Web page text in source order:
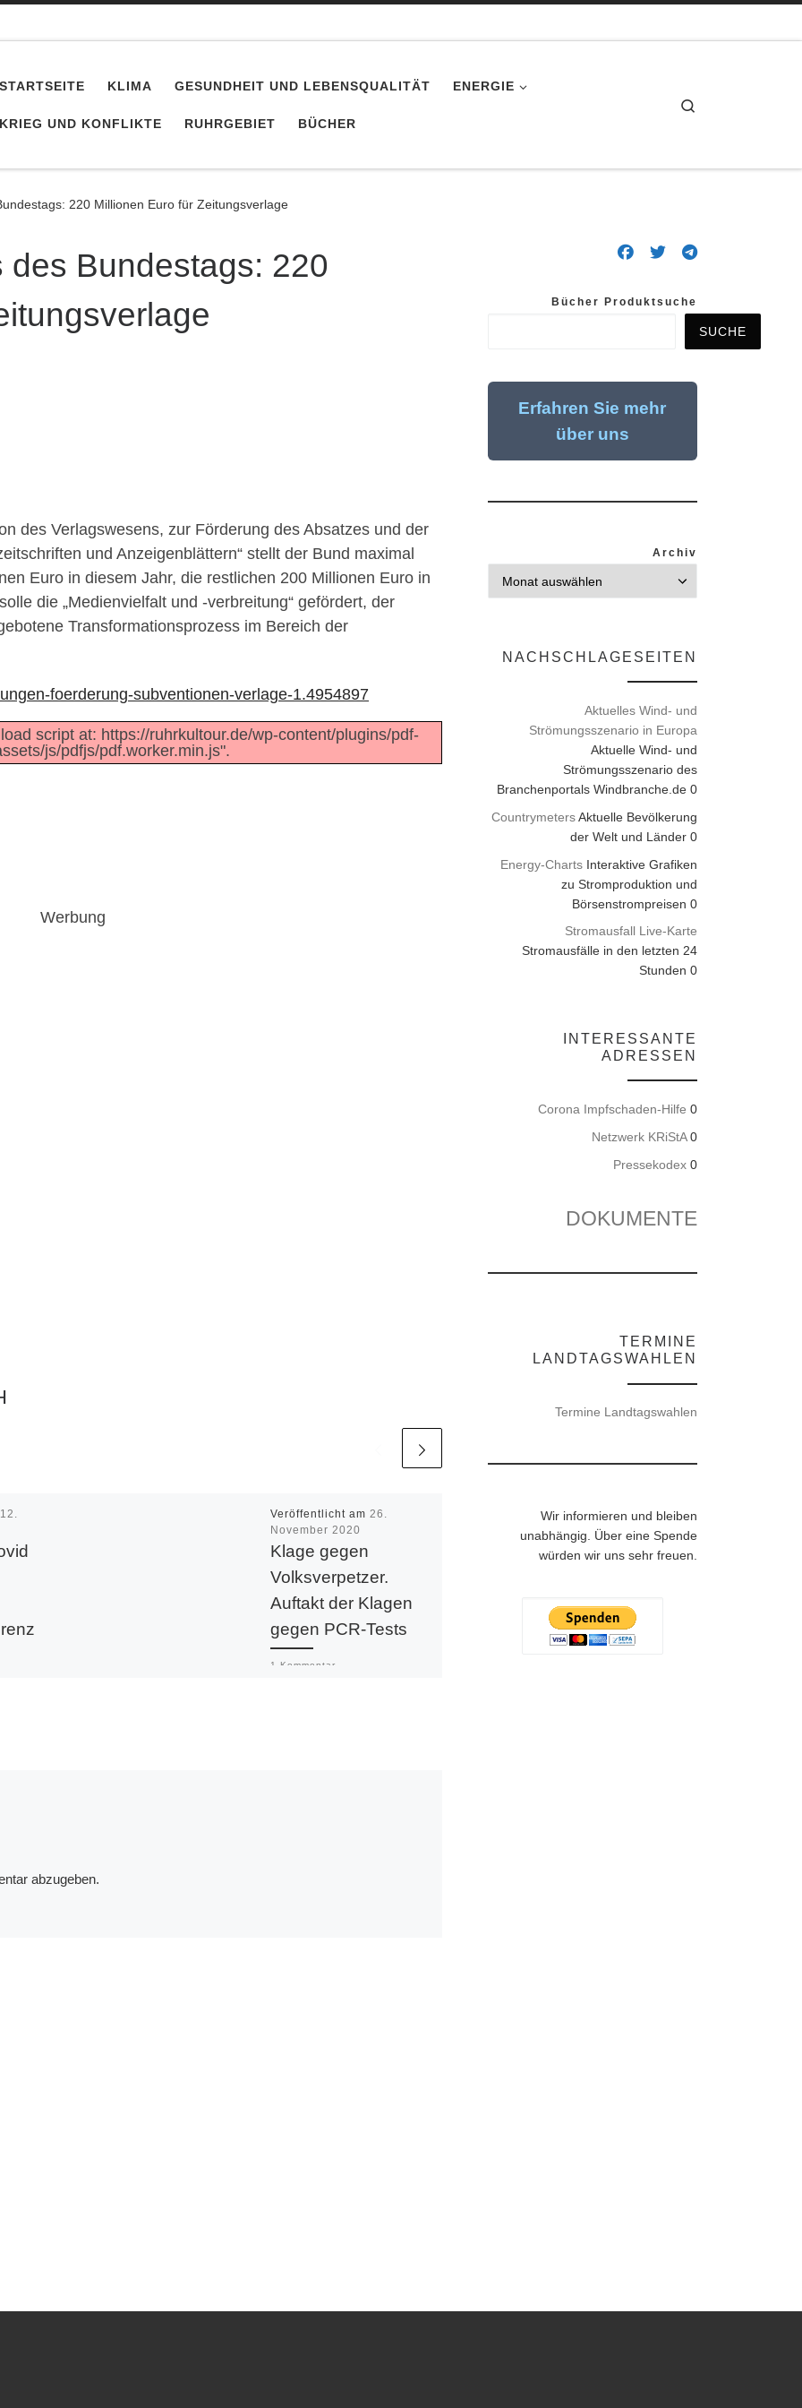
STARTSEITE KLIMA GESUNDHEIT UND LEBENSQUALITÄT ENERGIE
KRIEG UND KONFLIKTE RUHRGEBIET BÜCHER
220 Millionen Euro für Zeitungsverlage
Bundestags: 220
des Verlagswesens, zur Förderung des Absatzes und der
und Anzeigenblättern“ stellt der Bund maximal
Euro in diesem Jahr, die restlichen 200 Millionen Euro in
die „Medienvielfalt und -verbreitung“ gefördert, der
Transformationsprozess im Bereich der
foerderung-subventionen-verlage-1.4954897
script at: https://ruhrkultour.de/wp-content/plugins/pdf-
js/pdfjs/pdf.worker.min.js".
Werbung
12. Veröffentlicht am 26.
November 2020
Klage gegen
Volksverpetzer.
Auftakt der Klagen
gegen PCR-Tests
1 Kommentar
Veröffentlicht am
Dezember 2023
Unterschiedliche
abzugeben.
Bücher Produktsuche
SUCHE
Erfahren Sie mehr
über uns
Archiv
NACHSCHLAGESEITEN
Aktuelles Wind- und
Strömungsszenario in Europa
Aktuelle Wind- und
Strömungsszenario des
Branchenportals Windbranche.de 0
CountrymetersAktuelle Bevölkerung
der Welt und Länder 0
Energy-Charts Interaktive Grafiken
zu Stromproduktion und
Börsenstrompreisen 0
Stromausfall Live-Karte
Stromausfälle in den letzten 24
Stunden 0
INTERESSANTE
ADRESSEN
Corona Impfschaden-Hilfe 0
Netzwerk KRiStA0
Pressekodex 0
DOKUMENTE
TERMINE
LANDTAGSWAHLEN
Termine Landtagswahlen
Wir informieren und bleiben
unabhängig. Über eine Spende
würden wir uns sehr freuen.